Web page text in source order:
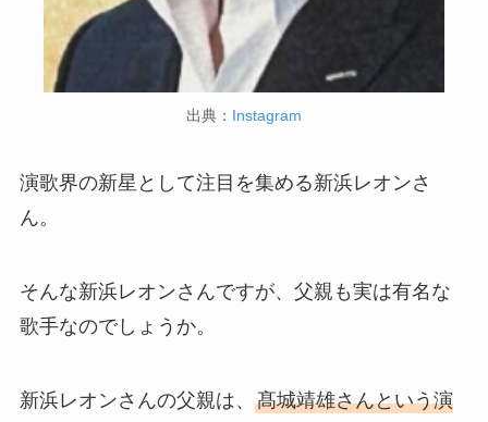
出典： Instagram
演歌界の新星として注目を集める新浜レオンさ
ん。
そんな新浜レオンさんですが、父親も実は有名な
歌手なのでしょうか。
新浜レオンさんの父親は、 髙城靖雄さんという演